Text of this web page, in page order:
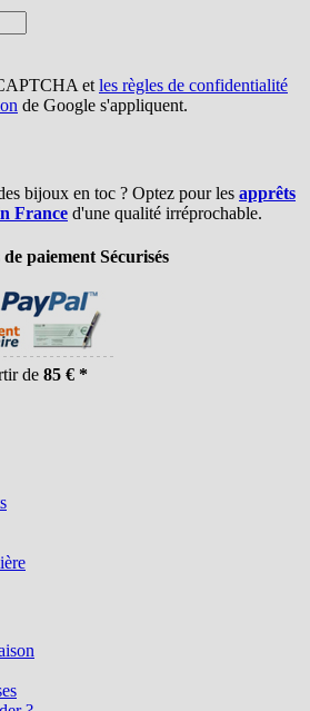
etles règles de confidentialité
de Google s'appliquent.
bijoux en toc ? Optez pour les apprêts
France d'une qualité irréprochable.
paiement Sécurisés
de 85 € *